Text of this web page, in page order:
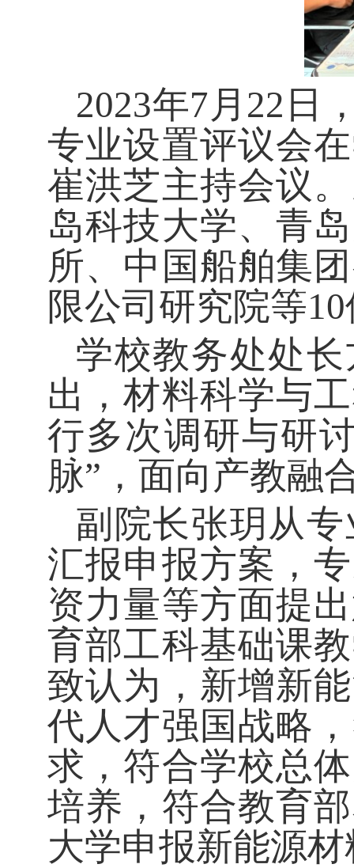
2023年7月22日
专业设置评议会
崔洪芝主持会议
岛科技大学、青
所、中国船舶集
限公司研究院等
学校教务处处
出，材料科学与
行多次调研与研
脉”，面向产教融
副院长张玥从
汇报申报方案，
资力量等方面提
育部工科基础课
致认为，新增新
代人才强国战略
求，符合学校总
培养，符合教育
大学申报新能源